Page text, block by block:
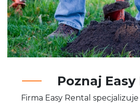
Poznaj
Firma Easy Rental